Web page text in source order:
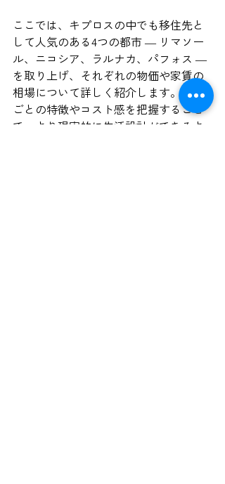
ここでは、キプロスの中でも移住先と
して人気のある4つの都市 ― リマソー
ル、ニコシア、ラルナカ、パフォス ―
を取り上げ、それぞれの物価や家賃の
相場について詳しく紹介します。都市
ごとの特徴やコスト感を把握すること
で、より現実的に生活設計ができるよ